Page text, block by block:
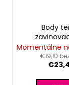
Body
Momentálne
€19,10